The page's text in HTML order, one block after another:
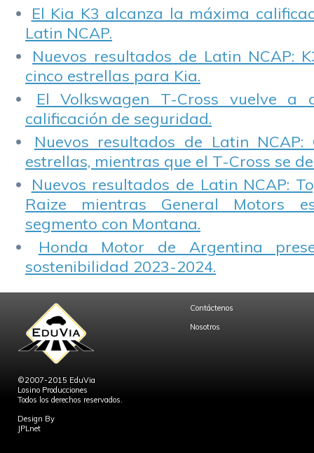
El Kia K3 alcanza la máxima
Latin NCAP.
Nuevos resultados de Latin NCAP:
cinco estrellas para Kia.
El Volkswagen T-Cross vuelve a
calificación de seguridad.
Nuevos resultados de Latin NCAP:
estrellas, mientras que el T-Cross se
Nuevos resultados de Latin NCAP:
Raize mientras General Motors
segmento con Montana.
Honda Motor de Argentina
sostenibilidad 2023-2024.
©2007-2015 EduVia
Losino Producciones
Todos los derechos reservados.
Design By
JPLnet
Contáctenos
Nosotros